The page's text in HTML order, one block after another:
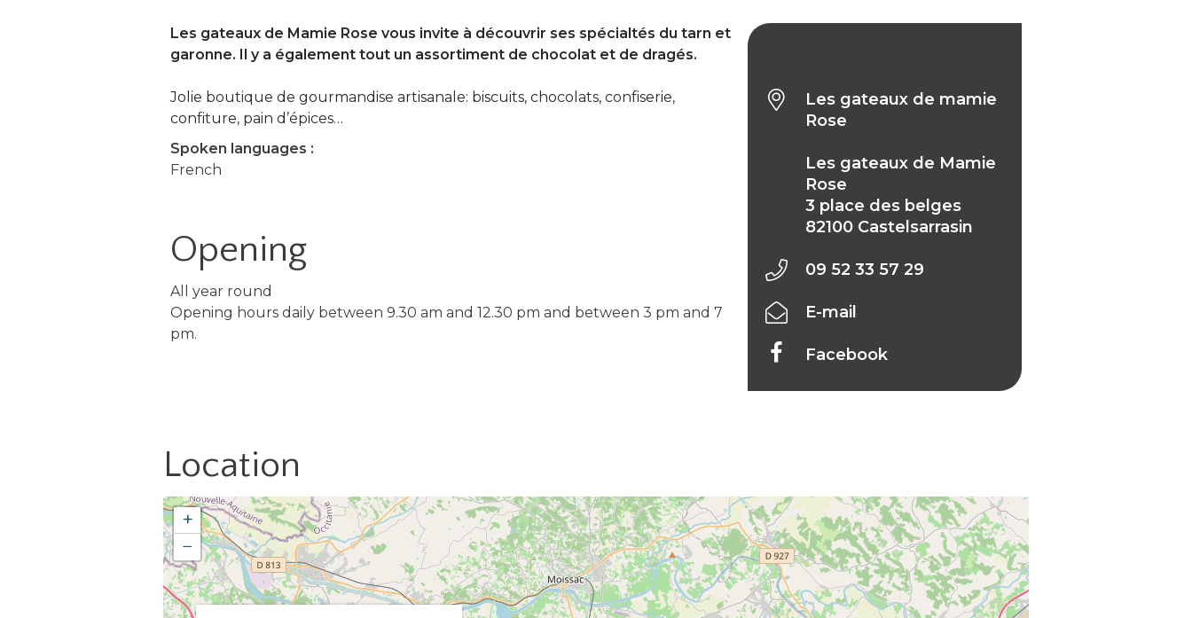
Les gateaux de Mamie Rose vous invite à découvrir ses spécialtés du tarn et
garonne. Il y a également tout un assortiment de chocolat et de dragés.
Jolie boutique de gourmandise artisanale: biscuits, chocolats, confiserie,
confiture, pain d’épices…
Spoken languages :
French
Opening
All year round
Opening hours daily between 9.30 am and 12.30 pm and between 3 pm and 7
pm.
Les gateaux de mamie
Rose
Les gateaux de Mamie
Rose
3 place des belges
82100 Castelsarrasin
09 52 33 57 29
E-mail
Facebook
Location
+
−